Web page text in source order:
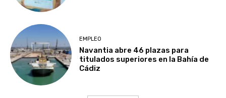
EMPLEO
Navantia abre 46 plazas para
titulados superiores en la Bahía de
Cádiz